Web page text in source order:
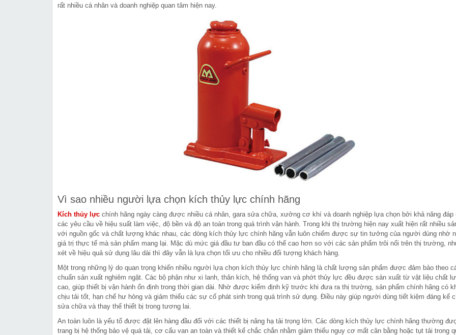
rất nhiều cá nhân và doanh nghiệp quan tâm hiện nay.
Vì sao nhiều người lựa chọn kích thủy lực chính hãng
Kích thủy lực chính hãng ngày càng được nhiều cá nhân, gara sửa chữa, xưởng cơ khí và doanh nghiệp lựa chọn bởi khả năng đáp
các yêu cầu về hiệu suất làm việc, độ bền và độ an toàn trong quá trình vận hành. Trong khi thị trường hiện nay xuất hiện rất nhiều
với nguồn gốc và chất lượng khác nhau, các dòng kích thủy lực chính hãng vẫn luôn chiếm được sự tin tưởng của người dùng nhờ
giá trị thực tế mà sản phẩm mang lại. Mặc dù mức giá đầu tư ban đầu có thể cao hơn so với các sản phẩm trôi nổi trên thị trường,
xét về hiệu quả sử dụng lâu dài thì đây vẫn là lựa chọn tối ưu cho nhiều đối tượng khách hàng.
Một trong những lý do quan trọng khiến nhiều người lựa chọn kích thủy lực chính hãng là chất lượng sản phẩm được đảm bảo theo
chuẩn sản xuất nghiêm ngặt. Các bộ phận như xi lanh, thân kích, hệ thống van và phớt thủy lực đều được sản xuất từ vật liệu chất
cao, giúp thiết bị vận hành ổn định trong thời gian dài. Nhờ được kiểm định kỹ trước khi đưa ra thị trường, sản phẩm chính hãng có
chịu tải tốt, hạn chế hư hỏng và giảm thiểu các sự cố phát sinh trong quá trình sử dụng. Điều này giúp người dùng tiết kiệm đáng kể
sửa chữa và thay thế thiết bị trong tương lai.
An toàn luôn là yếu tố được đặt lên hàng đầu đối với các thiết bị nâng hạ tải trọng lớn. Các dòng kích thủy lực chính hãng thường
trang bị hệ thống bảo vệ quá tải, cơ cấu van an toàn và thiết kế chắc chắn nhằm giảm thiểu nguy cơ mất cân bằng hoặc tụt tải trong